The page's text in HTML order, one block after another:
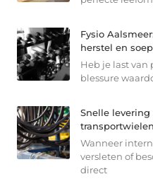
Fysio
herstel en
Heb je last van
blessure
Snelle levering
transportwielen
Wanneer
versleten of
direct